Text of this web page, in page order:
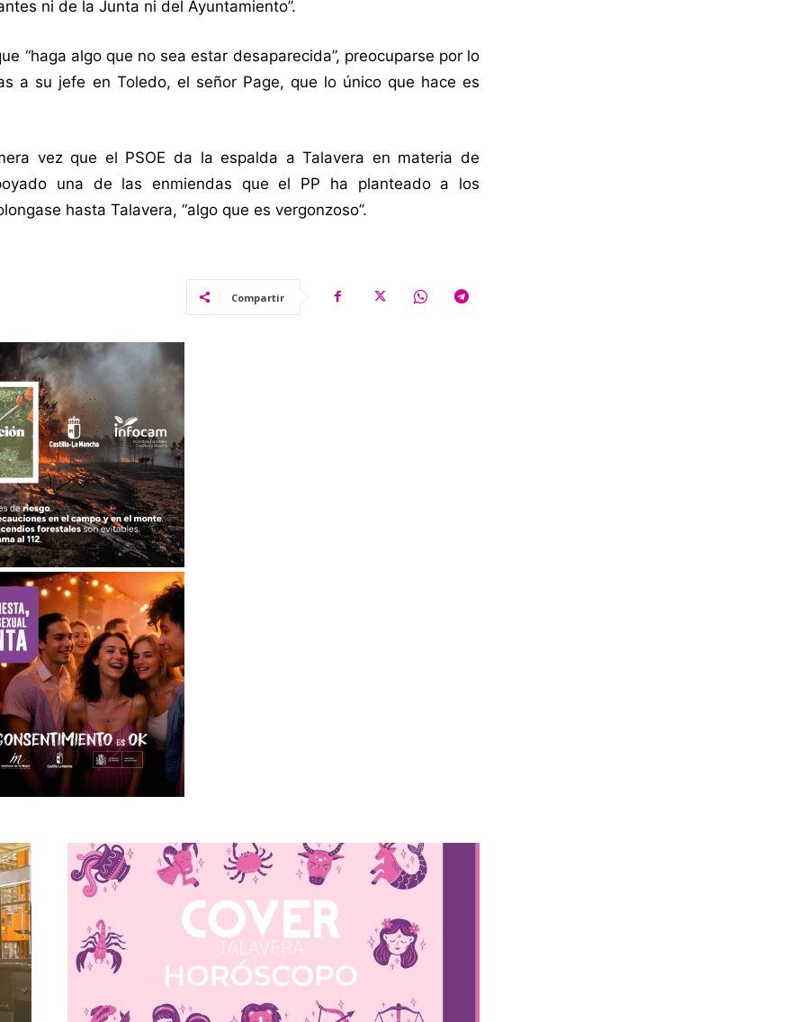
ni de la Junta ni del Ayuntamiento”.
“haga algo que no sea estar desaparecida”, preocuparse por lo
a su jefe en Toledo, el señor Page, que lo único que hace es
vez que el PSOE da la espalda a Talavera en materia de
una de las enmiendas que el PP ha planteado a los
hasta Talavera, “algo que es vergonzoso”.
Compartir